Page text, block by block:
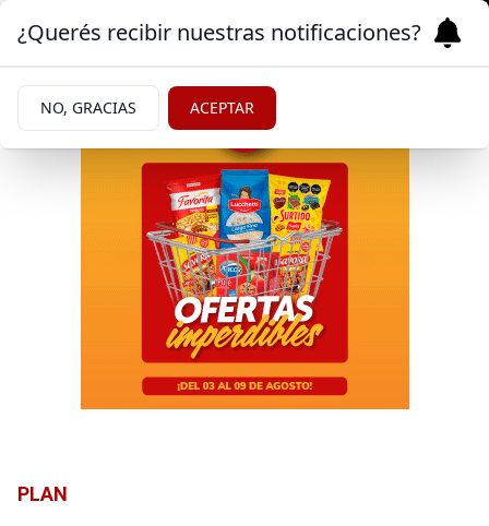
PLAN
¿Querés recibir nuestras notificaciones?
NO, GRACIAS ACEPTAR